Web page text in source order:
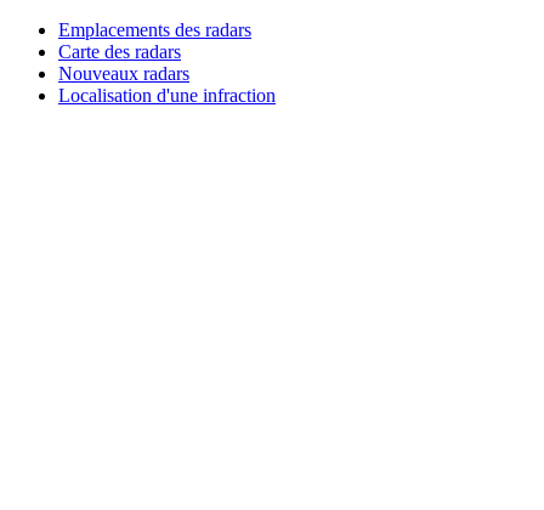
Emplacements des radars
Carte des radars
Nouveaux radars
Localisation d'une infraction